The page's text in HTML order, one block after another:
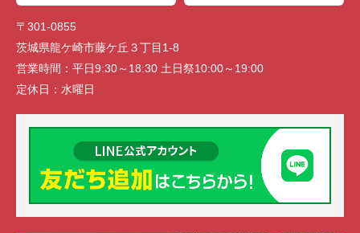
〒301-0855
茨城県龍ケ崎市藤ケ丘３丁目1-8
営業時間： 平日9:30～18:30 土日祭10:00～19:00
定休日： 水曜日